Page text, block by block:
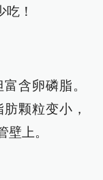
！
含卵磷脂。
颗粒变小，
上。